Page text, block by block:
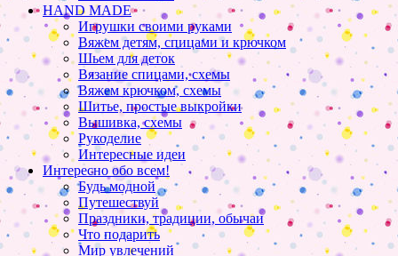
HAND MADE
Игрушки своими руками
Вяжем детям, спицами и крючком
Шьем для деток
Вязание спицами, схемы
Вяжем крючком, схемы
Шитье, простые выкройки
Вышивка, схемы
Рукоделие
Интересные идеи
Интересно обо всем!
Будь модной
Путешествуй
Праздники, традиции, обычаи
Что подарить
Мир увлечений